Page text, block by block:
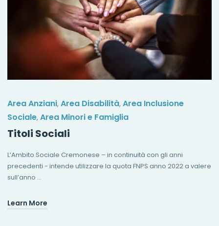
Area Anziani, Area Disabilità, Area Inclusione
Sociale, Area Minori e Famiglia
Titoli Sociali
L’Ambito Sociale Cremonese – in continuità con gli anni
precedenti - intende utilizzare la quota FNPS anno 2022 a valere
sull’anno …
Learn More